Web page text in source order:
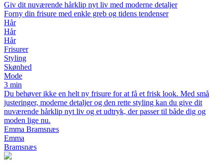
Giv dit nuværende hårklip nyt liv med moderne detaljer
Forny din frisure med enkle greb og tidens tendenser
Hår
Hår
Hår
Frisurer
Styling
Skønhed
Mode
3 min
Du behøver ikke en helt ny frisure for at få et frisk look. Med små
justeringer, moderne detaljer og den rette styling kan du give dit
nuværende hårklip nyt liv og et udtryk, der passer til både dig og
moden lige nu.
Emma Bramsnæs
Emma
Bramsnæs